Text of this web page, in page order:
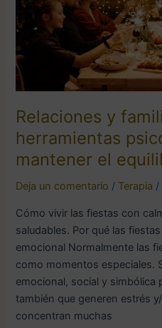
Relaciones y
herramientas
mantener el
Deja un comentario / Terapia /
Cómo vivir las fiestas con
saludables. Por qué las
emocional Normalmente las
como momentos especiales.
emocional, social y simbólica
también que generen estrés
concentran muchas
herramientas
psicológicas
para
mantener
el
equilibrio
emocional